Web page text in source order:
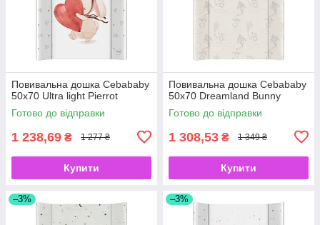
Повивальна дошка Cebababy
50x70 Ultra light Pierrot
Готово до відправки
1 238,69 ₴ 1 277 ₴
Купити
Повивальна дошка Cebababy
50x70 Dreamland Bunny
Готово до відправки
1 308,53 ₴ 1 349 ₴
Купити
–3% –3%